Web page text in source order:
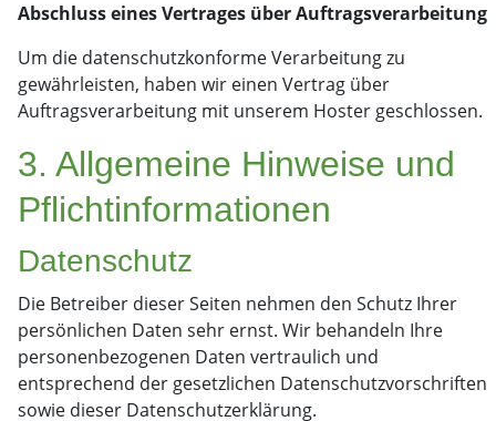
Abschluss eines Vertrages über Auftragsverarbeitung
Um die datenschutzkonforme Verarbeitung zu
gewährleisten, haben wir einen Vertrag über
Auftragsverarbeitung mit unserem Hoster geschlossen.
3. Allgemeine Hinweise und
Pflicht­informationen
Datenschutz
Die Betreiber dieser Seiten nehmen den Schutz Ihrer
persönlichen Daten sehr ernst. Wir behandeln Ihre
personenbezogenen Daten vertraulich und
entsprechend der gesetzlichen Datenschutzvorschriften
sowie dieser Datenschutzerklärung.